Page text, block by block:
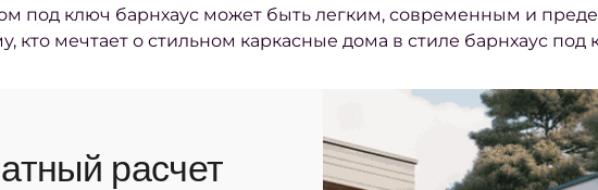
под ключ барнхаус может быть легким, современным и
кто мечтает о стильном каркасные дома в стиле барнхаус под
расчет